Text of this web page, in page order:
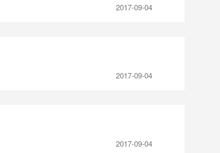
2017-09-04
2017-09-04
2017-09-04